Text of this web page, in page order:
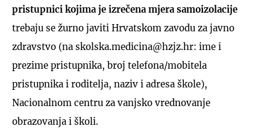
pristupnici kojima je izrečena mjera samoizolacije
trebaju se žurno javiti Hrvatskom zavodu za javno
zdravstvo (na skolska.medicina@hzjz.hr: ime i
prezime pristupnika, broj telefona/mobitela
pristupnika i roditelja, naziv i adresa škole),
Nacionalnom centru za vanjsko vrednovanje
obrazovanja i školi.